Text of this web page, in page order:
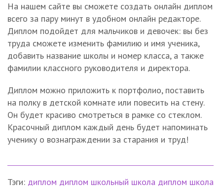
На нашем сайте вы сможете создать онлайн диплом
всего за пару минут в удобном онлайн редакторе.
Диплом подойдет для мальчиков и девочек: вы без
труда сможете изменить фамилию и имя ученика,
добавить название школы и номер класса, а также
фамилии классного руководителя и директора.
Диплом можно приложить к портфолио, поставить
на полку в детской комнате или повесить на стену.
Он будет красиво смотреться в рамке со стеклом.
Красочный диплом каждый день будет напоминать
ученику о вознаграждении за старания и труд!
Тэги: диплом диплом школьный школа диплом школа